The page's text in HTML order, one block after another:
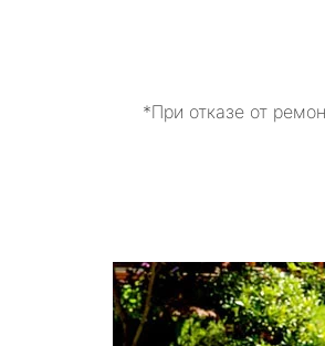
*При отказе от